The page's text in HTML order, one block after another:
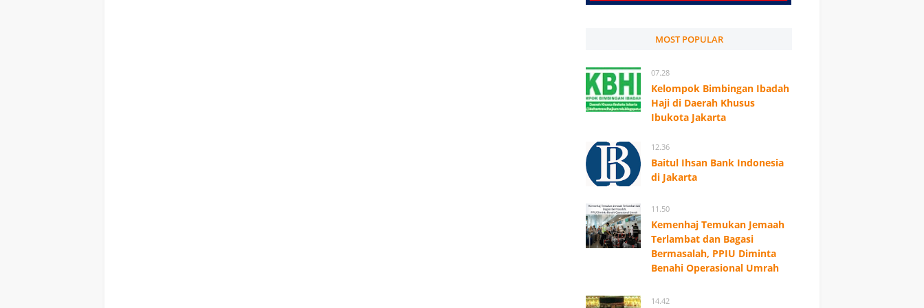
MOST POPULAR
07.28
Kelompok Bimbingan Ibadah
Haji di Daerah Khusus
Ibukota Jakarta
12.36
Baitul Ihsan Bank Indonesia
di Jakarta
11.50
Kemenhaj Temukan Jemaah
Terlambat dan Bagasi
Bermasalah, PPIU Diminta
Benahi Operasional Umrah
14.42